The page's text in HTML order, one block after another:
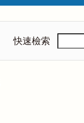
快速檢索